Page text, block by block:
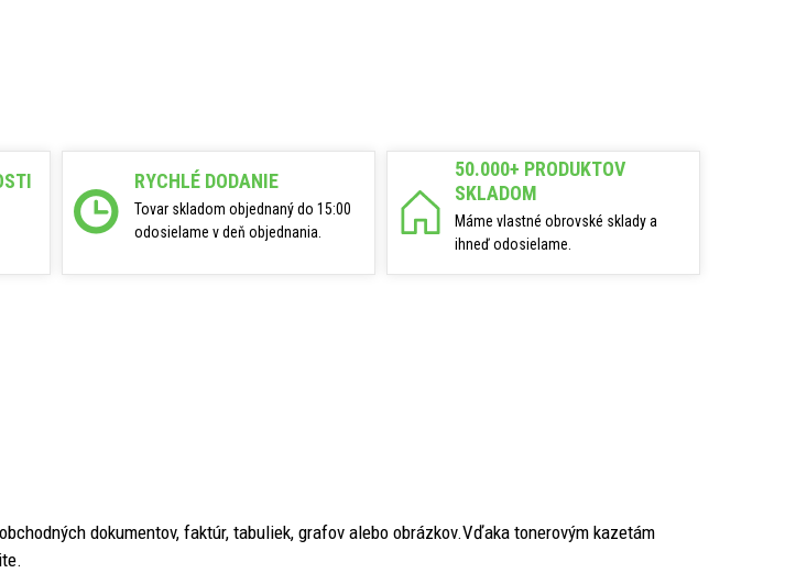
RYCHLÉ DODANIE
Tovar skladom objednaný do 15:00
odosielame v deň objednania.
50.000+ PRODUKTOV
SKLADOM
Máme vlastné obrovské sklady a
ihneď odosielame.
obchodných dokumentov, faktúr, tabuliek, grafov alebo obrázkov.Vďaka tonerovým kazetám